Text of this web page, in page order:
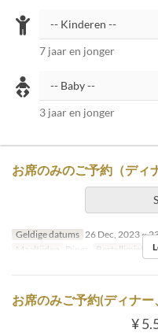
7 jaar en jonger
3 jaar en jonger
お席のみのご予約（ディ
Geldige datums 26 Dec, 2023 ~
Maaltijden
Diner Bestellimiet
お席のみご予約(ディナー
¥